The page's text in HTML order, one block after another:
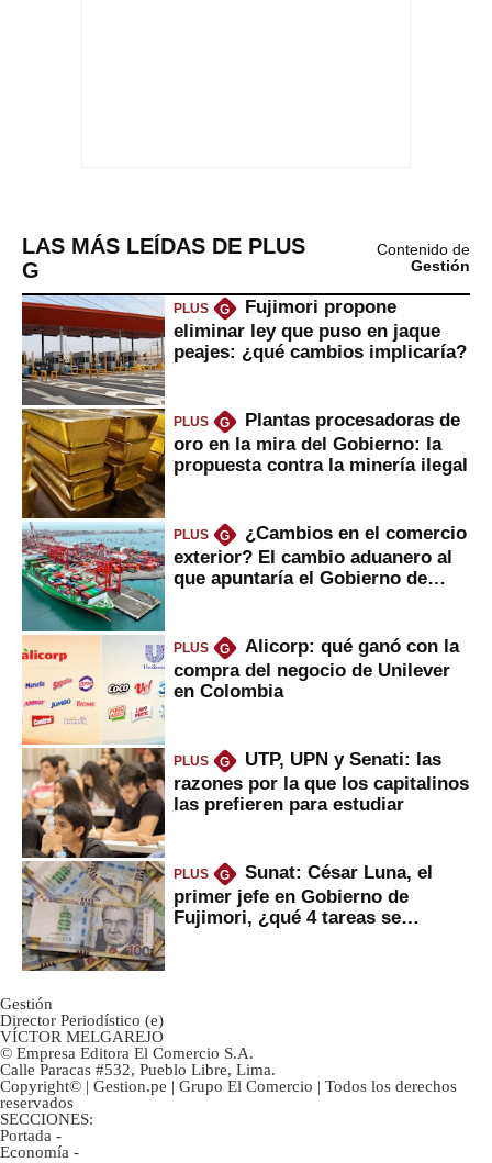
LAS MÁS LEÍDAS DE PLUS
G
Contenido de
Gestión
PLUS G
Fujimori propone
eliminar ley que puso en jaque
peajes: ¿qué cambios implicaría?
PLUS G
Plantas procesadoras de
oro en la mira del Gobierno: la
propuesta contra la minería ilegal
PLUS G
¿Cambios en el comercio
exterior? El cambio aduanero al
que apuntaría el Gobierno de
PLUS G
Alicorp: qué ganó con la
compra del negocio de Unilever
en Colombia
PLUS G
UTP, UPN y Senati: las
razones por la que los capitalinos
las prefieren para estudiar
PLUS G
Sunat: César Luna, el
primer jefe en Gobierno de
Fujimori, ¿qué 4 tareas se
Gestión
Director Periodístico (e)
VÍCTOR MELGAREJO
© Empresa Editora El Comercio S.A.
Calle Paracas #532, Pueblo Libre, Lima.
Copyright© | Gestion.pe | Grupo El Comercio | Todos los derechos
reservados
SECCIONES:
Portada -
Economía -